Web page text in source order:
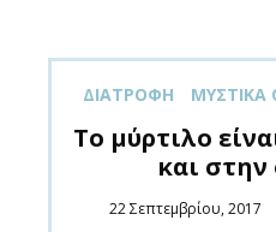
ΔΙΑΤΡΟΦΉ ΜΥΣΤΙΚΆ
Το μύρτιλο
και
Posted
22 Σεπτεμβρίου, 2017